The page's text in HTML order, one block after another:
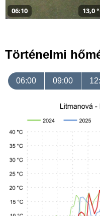
06:10 13,0
Történelmi
06:00 09:00